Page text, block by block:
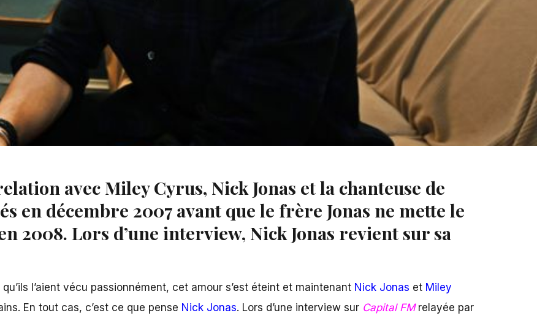
avec Miley Cyrus, Nick Jonas et la chanteuse de
en décembre 2007 avant que le frère Jonas ne mette le
2008. Lors d’une interview, Nick Jonas revient sur sa
l’aient vécu passionnément, cet amour s’est éteint et maintenant Nick Jonas et Miley
En tout cas, c’est ce que pense Nick Jonas. Lors d’une interview sur Capital FMrelayée par